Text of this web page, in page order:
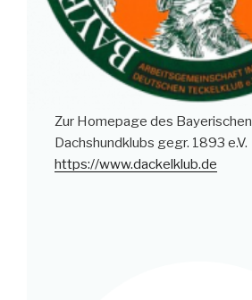
Zur Homepage des Bayerischen
Dachshundklubs gegr. 1893 e.V.
https://www.dackelklub.de